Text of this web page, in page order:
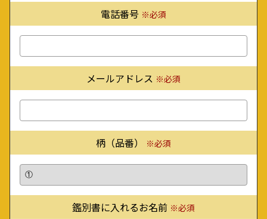
電話番号 ※必須
メールアドレス ※必須
柄（品番） ※必須
鑑別書に入れるお名前 ※必須